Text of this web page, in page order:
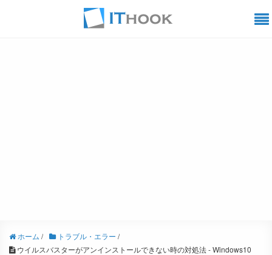
ホーム / トラブル・エラー /
ウイルスバスターがアンインストールできない時の対処法 - Windows10